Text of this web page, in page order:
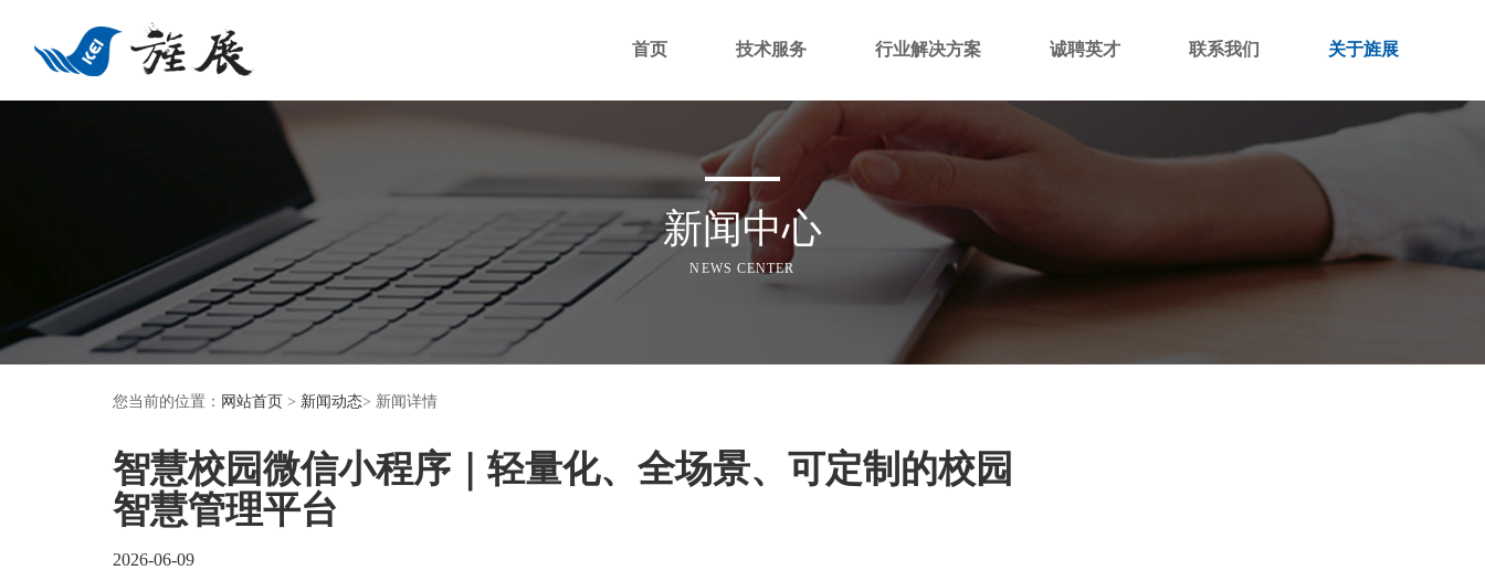
首页 技术服务 行业解决方案 诚聘英才 联系我们 关于旌展
新闻中心
NEWS CENTER
您当前的位置： 网站首页 > 新闻动态> 新闻详情
智慧校园微信小程序｜轻量化、全场景、可定制的校园
智慧管理平台
2026-06-09